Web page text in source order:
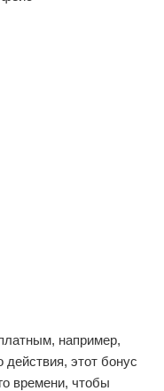
например,
действия, этот бонус
времени, чтобы